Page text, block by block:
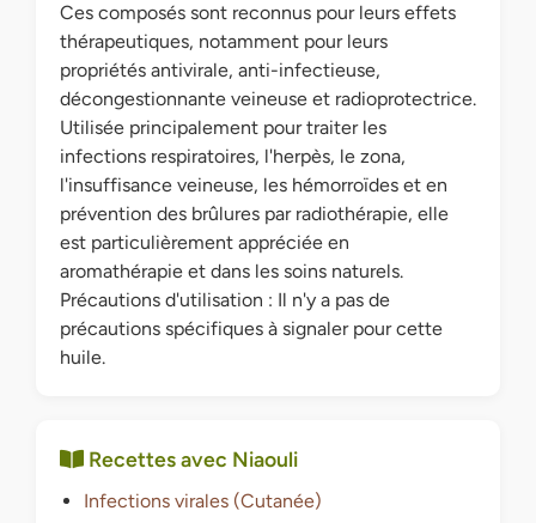
Ces composés sont reconnus pour leurs effets
thérapeutiques, notamment pour leurs
propriétés antivirale, anti-infectieuse,
décongestionnante veineuse et radioprotectrice.
Utilisée principalement pour traiter les
infections respiratoires, l'herpès, le zona,
l'insuffisance veineuse, les hémorroïdes et en
prévention des brûlures par radiothérapie, elle
est particulièrement appréciée en
aromathérapie et dans les soins naturels.
Précautions d'utilisation : Il n'y a pas de
précautions spécifiques à signaler pour cette
huile.
Recettes avec Niaouli
Infections virales (Cutanée)